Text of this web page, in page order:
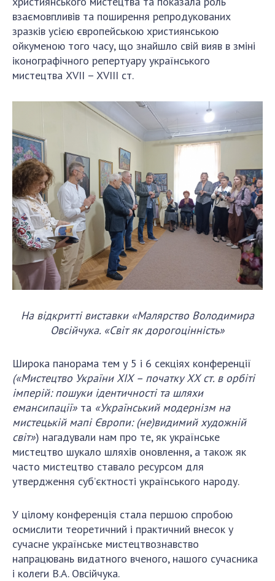
взаємовпливів та поширення репродукованих
зразків усією європейською християнською
ойкуменою того часу, що знайшло свій вияв в зміні
іконографічного репертуару українського
мистецтва XVII – XVIII ст.
На відкритті виставки «Малярство Володимира
Овсійчука. «Світ як дорогоцінність»
Широка панорама тем у 5 і 6 секціях конференції
(«Мистецтво України ХІХ – початку ХХ ст. в орбіті
імперій: пошуки ідентичності та шляхи
емансипації» та «Український модернізм на
мистецькій мапі Європи: (не)видимий художній
світ») нагадували нам про те, як українське
мистецтво шукало шляхів оновлення, а також як
часто мистецтво ставало ресурсом для
утвердження суб’єктності українського народу.
У цілому конференція стала першою спробою
осмислити теоретичний і практичний внесок у
сучасне українське мистецтвознавство
напрацювань видатного вченого, нашого сучасника
і колеги В.А. Овсійчука.